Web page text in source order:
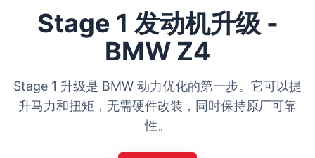
Stage 1 发动机升级 -
BMW Z4
Stage 1 升级是 BMW 动力优化的第一步。它可以提
升马力和扭矩，无需硬件改装，同时保持原厂可靠
性。